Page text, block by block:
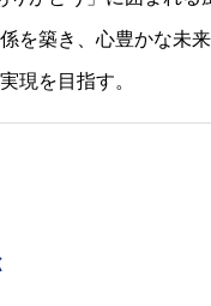
を築き、心豊かな未来
現を目指す。